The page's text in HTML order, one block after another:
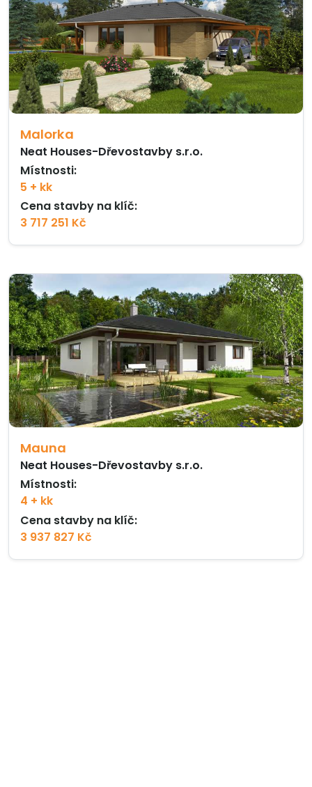
Malorka
Neat Houses-Dřevostavby s.r.o.
Místnosti:
5 + kk
Cena stavby na klíč:
3 717 251 Kč
Mauna
Neat Houses-Dřevostavby s.r.o.
Místnosti:
4 + kk
Cena stavby na klíč:
3 937 827 Kč